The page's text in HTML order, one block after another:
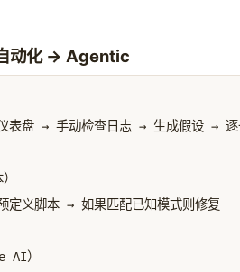
动化 → Agentic
表盘 → 手动检查日志 → 生成假设 → 逐
定义脚本 → 如果匹配已知模式则修复
AI）